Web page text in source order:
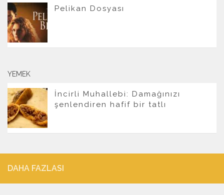
Pelikan Dosyası
YEMEK
İncirli Muhallebi: Damağınızı
şenlendiren hafif bir tatlı
DAHA FAZLASI